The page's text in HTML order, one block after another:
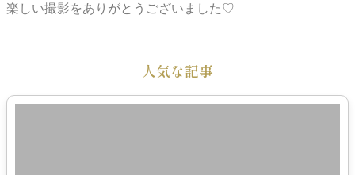
楽しい撮影をありがとうございました♡
人気な記事